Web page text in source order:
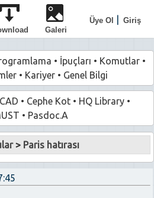
Üye Ol
Giriş
Galeri
• İpuçları • Komutlar •
• Kariyer • Genel Bilgi
• Cephe Kot• HQ Library•
• Pasdoc.A
> Paris hatırası